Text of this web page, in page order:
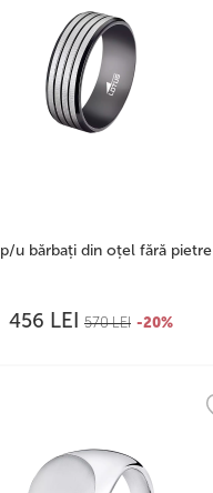
u bărbați din oțel fără pietre
456 LEI 570LEI -20%